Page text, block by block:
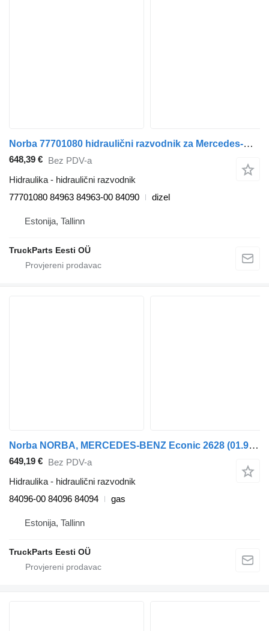
Norba 77701080 hidraulični razvodnik za Mercedes-Benz Econic (1998-2014) tegljača
648,39 € Bez PDV-a
Hidraulika - hidraulični razvodnik
77701080 84963 84963-00 84090
dizel
Estonija, Tallinn
TruckParts Eesti OÜ
Norba NORBA, MERCEDES-BENZ Econic 2628 (01.98-) 84096-00 hidraulični razvodnik za Mercedes-Benz Econic (1998-2014) kamiona
649,19 € Bez PDV-a
Hidraulika - hidraulični razvodnik
84096-00 84096 84094
gas
Estonija, Tallinn
TruckParts Eesti OÜ